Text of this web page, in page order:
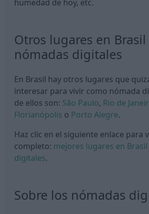
humedad de hoy, etc.
Otros lugares en Brasil
nómadas digitales
En Brasil hay otros lugares que
interesar para vivir como nómada
de ellos son: São Paulo, Rio de
Florianópolis o Porto Alegre.
Haz clic en el siguiente enlace para
completo: mejores lugares en
digitales.
Sobre los nómadas